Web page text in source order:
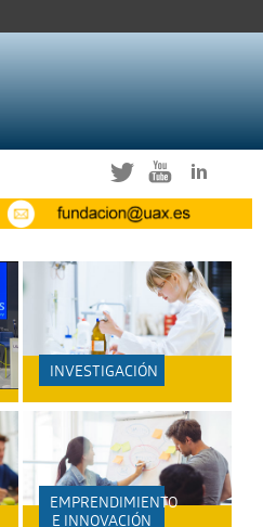
Twitter Youtube
INVESTIGACIÓN
EMPRENDIMIENTO
E INNOVACIÓN